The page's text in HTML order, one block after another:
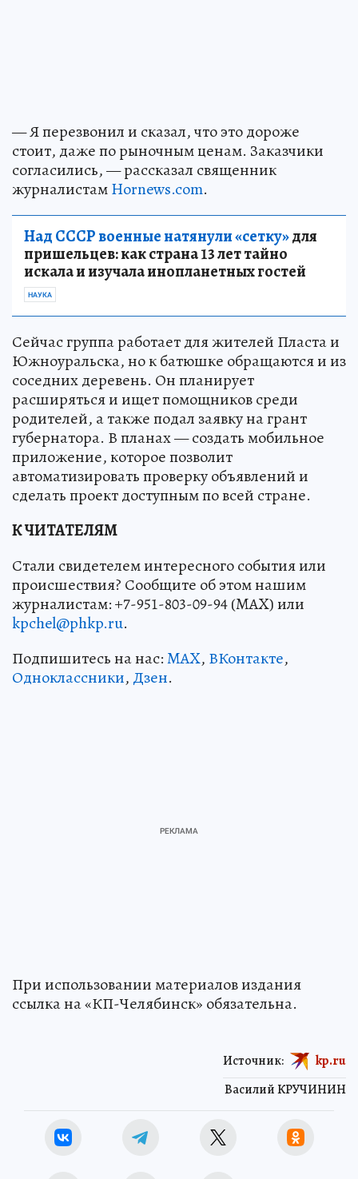
— Я перезвонил и сказал, что это дороже
стоит, даже по рыночным ценам. Заказчики
согласились, — рассказал священник
журналистамHornews.com.
Над СССР военные натянули «сетку»для
пришельцев: как страна 13 лет тайно
искала и изучала инопланетных гостей
НАУКА
Сейчас группа работает для жителей Пласта и
Южноуральска, но к батюшке обращаются и из
соседних деревень. Он планирует
расширяться и ищет помощников среди
родителей, а также подал заявку на грант
губернатора. В планах — создать мобильное
приложение, которое позволит
автоматизировать проверку объявлений и
сделать проект доступным по всей стране.
К ЧИТАТЕЛЯМ
Стали свидетелем интересного события или
происшествия? Сообщите об этом нашим
журналистам: +7-951-803-09-94 (MAX) или
kpchel@phkp.ru.
Подпишитесь на нас:MAX, ВКонтакте,
Одноклассники, Дзен.
При использовании материалов издания
ссылка на «КП-Челябинск» обязательна.
Василий КРУЧИНИН
Источник: kp.ru